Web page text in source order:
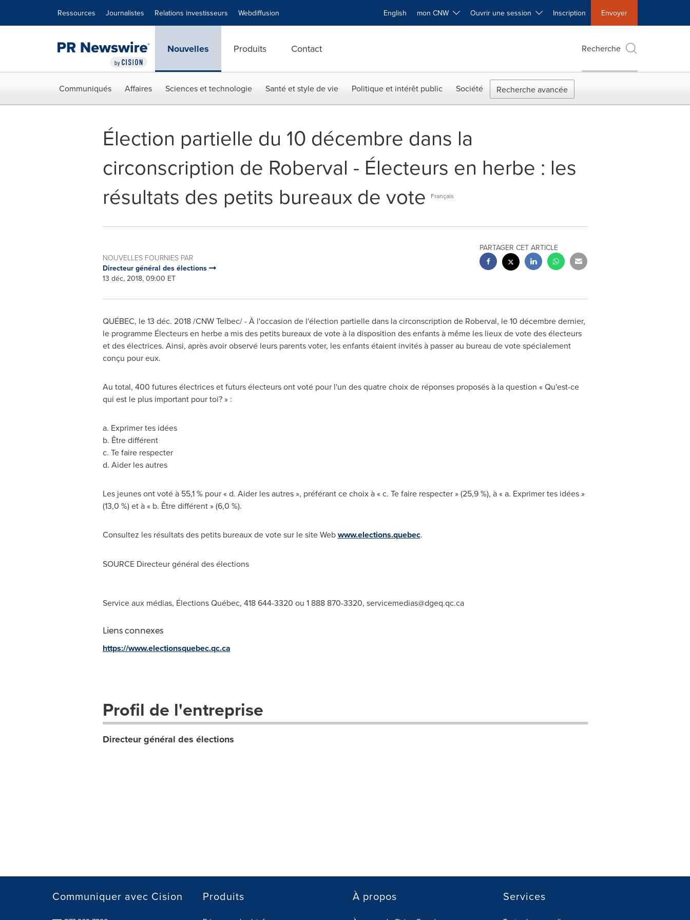
Ressources Journalistes Relations investisseurs Webdiffusion English mon CNW Ouvrir une session Inscription Envoyer
Nouvelles Produits Contact Recherche
Communiqués Affaires Sciences et technologie Santé et style de vie Politique et intérêt public Société Recherche avancée
Élection partielle du 10 décembre dans la
circonscription de Roberval - Électeurs en herbe : les
résultats des petits bureaux de vote
Français
NOUVELLES FOURNIES PAR
Directeur général des élections
13 déc, 2018, 09:00 ET
PARTAGER CET ARTICLE
QUÉBEC, le 13 déc. 2018 /CNW Telbec/ - À l'occasion de l'élection partielle dans la circonscription de Roberval, le 10 décembre dernier,
le programme Électeurs en herbe a mis des petits bureaux de vote à la disposition des enfants à même les lieux de vote des électeurs
et des électrices. Ainsi, après avoir observé leurs parents voter, les enfants étaient invités à passer au bureau de vote spécialement
conçu pour eux.
Au total, 400 futures électrices et futurs électeurs ont voté pour l'un des quatre choix de réponses proposés à la question « Qu'est-ce
qui est le plus important pour toi? » :
a. Exprimer tes idées
b. Être différent
c. Te faire respecter
d. Aider les autres
Les jeunes ont voté à 55,1 % pour « d. Aider les autres », préférant ce choix à « c. Te faire respecter » (25,9 %), à « a. Exprimer tes idées »
(13,0 %) et à « b. Être différent » (6,0 %).
Consultez les résultats des petits bureaux de vote sur le site Webwww.elections.quebec.
SOURCE Directeur général des élections
Service aux médias, Élections Québec, 418 644-3320 ou 1 888 870-3320, servicemedias@dgeq.qc.ca
Liens connexes
https://www.electionsquebec.qc.ca
Profil de l'entreprise
Directeur général des élections
Communiquer avec Cision Produits À propos Services